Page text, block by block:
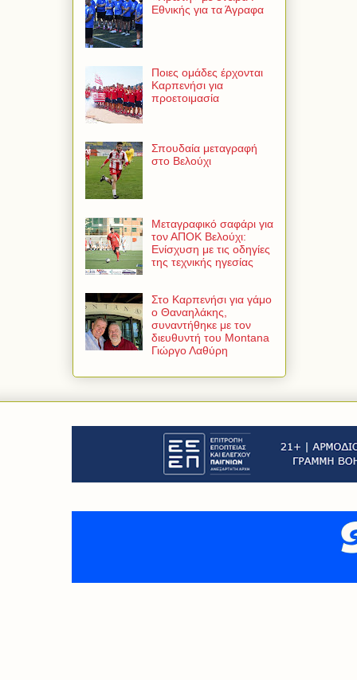
Εθνικής για τα Άγραφα
Ποιες ομάδες έρχονται
Καρπενήσι για
προετοιμασία
Σπουδαία μεταγραφή
στο Βελούχι
Μεταγραφικό σαφάρι για
τον ΑΠΟΚ Βελούχι:
Ενίσχυση με τις οδηγίες
της τεχνικής ηγεσίας
Στο Καρπενήσι για γάμο
ο Θαναηλάκης,
συναντήθηκε με τον
διευθυντή του Montana
Γιώργο Λαθύρη